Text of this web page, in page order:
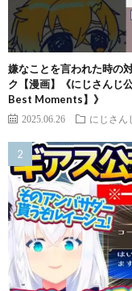
嫌なことを言われた時の
ク【漫画】《にじさんじ
Best Moments】》
2025.06.26 にじさん